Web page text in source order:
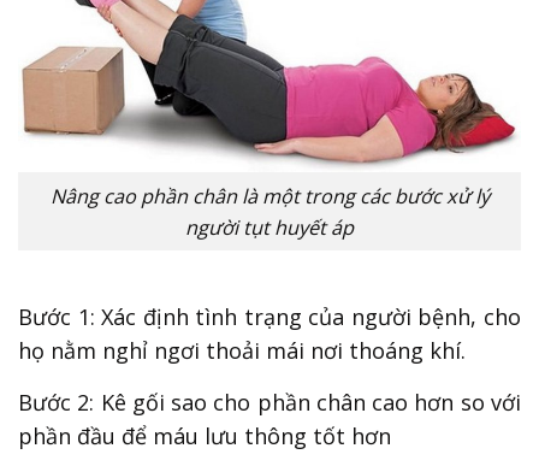
Nâng cao phần chân là một trong các bước xử lý
người tụt huyết áp
Bước 1: Xác định tình trạng của người bệnh, cho
họ nằm nghỉ ngơi thoải mái nơi thoáng khí.
Bước 2: Kê gối sao cho phần chân cao hơn so với
phần đầu để máu lưu thông tốt hơn